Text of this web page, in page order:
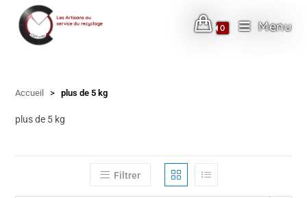
0 Menu
Accueil >plus de 5 kg
plus de 5 kg
Filtrer